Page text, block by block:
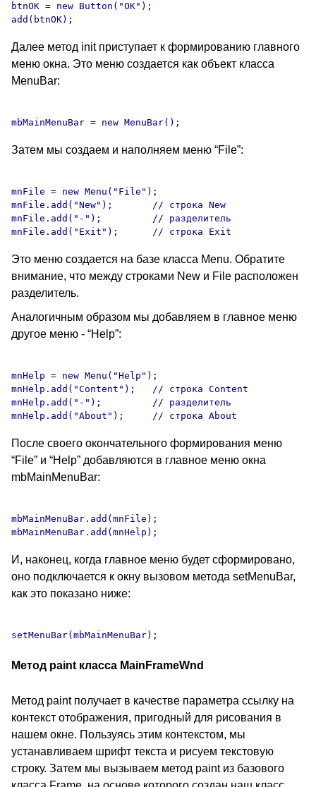
btnOK = new Button("OK");
Далее метод init приступает к формированию главного
меню окна. Это меню создается как объект класса
MenuBar:
Затем мы создаем и наполняем меню “File”:
mnFile = new Menu("File");
mnFile.add("New");       // строка New
mnFile.add("-");         // разделитель
Это меню создается на базе класса Menu. Обратите
внимание, что между строками New и File расположен
разделитель.
Аналогичным образом мы добавляем в главное меню
другое меню - “Help”:
mnHelp = new Menu("Help");
mnHelp.add("Content");   // строка Content
mnHelp.add("-");         // разделитель
После своего окончательного формирования меню
“File” и “Help” добавляются в главное меню окна
mbMainMenuBar:
mbMainMenuBar.add(mnFile);
И, наконец, когда главное меню будет сформировано,
оно подключается к окну вызовом метода setMenuBar,
как это показано ниже:
Метод paint класса MainFrameWnd
Метод paint получает в качестве параметра ссылку на
контекст отображения, пригодный для рисования в
нашем окне. Пользуясь этим контекстом, мы
устанавливаем шрифт текста и рисуем текстовую
строку. Затем мы вызываем метод paint из базового